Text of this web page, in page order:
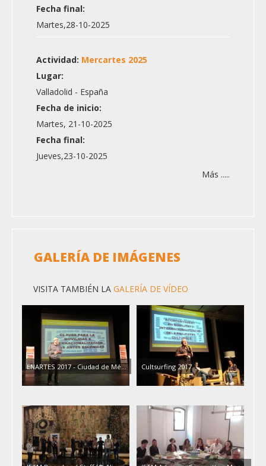
Fecha final:
Martes,28-10-2025
Actividad: Mercartes 2025
Lugar:
Valladolid - España
Fecha de inicio:
Martes, 21-10-2025
Fecha final:
Jueves,23-10-2025
Más .....
GALERÍA DE IMÁGENES
VISITA TAMBIÉN LA GALERÍA DE VÍDEO
ENARTES 2017 - Ciudad de Mé... Cultsurfing 2017